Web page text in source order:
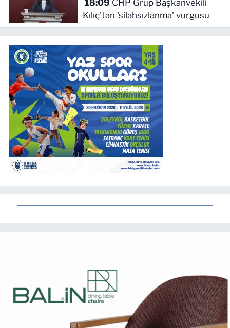
18:09
Kılıç'tan 'silahsızlanma' vurgusu